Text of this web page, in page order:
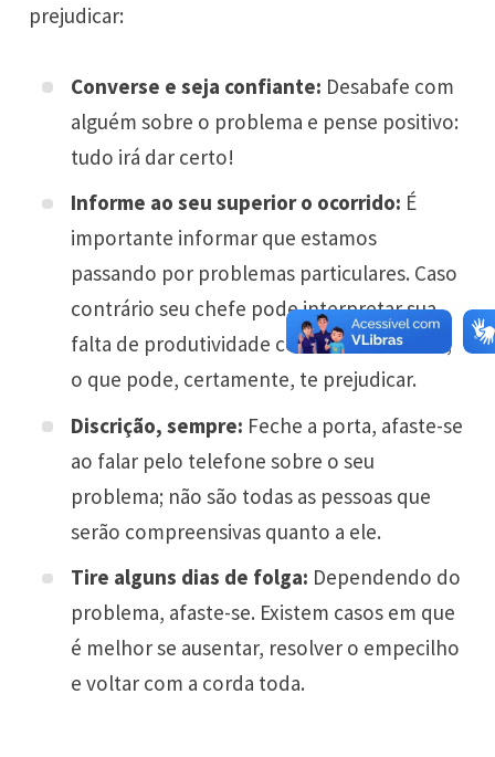
prejudicar:
Converse e seja confiante: Desabafe com
alguém sobre o problema e pense positivo:
tudo irá dar certo!
Informe ao seu superior o ocorrido: É
importante informar que estamos
passando por problemas particulares. Caso
contrário seu chefe pode interpretar sua
falta de produtividade como desinteresse,
o que pode, certamente, te prejudicar.
Discrição, sempre: Feche a porta, afaste-se
ao falar pelo telefone sobre o seu
problema; não são todas as pessoas que
serão compreensivas quanto a ele.
Tire alguns dias de folga: Dependendo do
problema, afaste-se. Existem casos em que
é melhor se ausentar, resolver o empecilho
e voltar com a corda toda.